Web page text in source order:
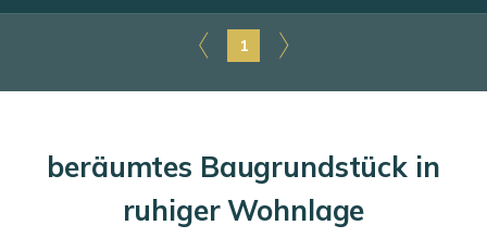
1
beräumtes Baugrundstück in
ruhiger Wohnlage